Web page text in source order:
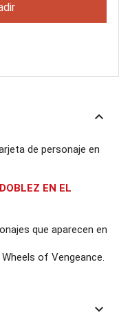
keyboard_arrow_up
de personaje en
EN EL
que aparecen en
of Vengeance.
keyboard_arrow_down